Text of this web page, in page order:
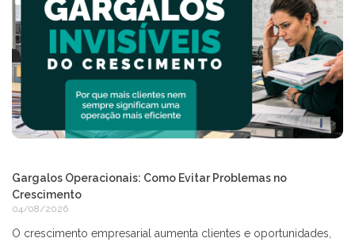
Gargalos Operacionais: Como Evitar Problemas no
Crescimento
04/08/2026
O crescimento empresarial aumenta clientes e oportunidades,